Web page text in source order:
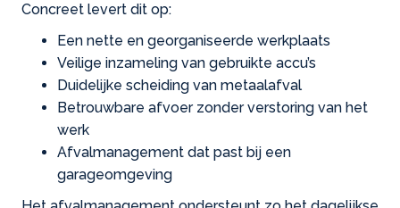
Concreet levert dit op:
Een nette en georganiseerde werkplaats
Veilige inzameling van gebruikte accu’s
Duidelijke scheiding van metaalafval
Betrouwbare afvoer zonder verstoring van het
werk
Afvalmanagement dat past bij een
garageomgeving